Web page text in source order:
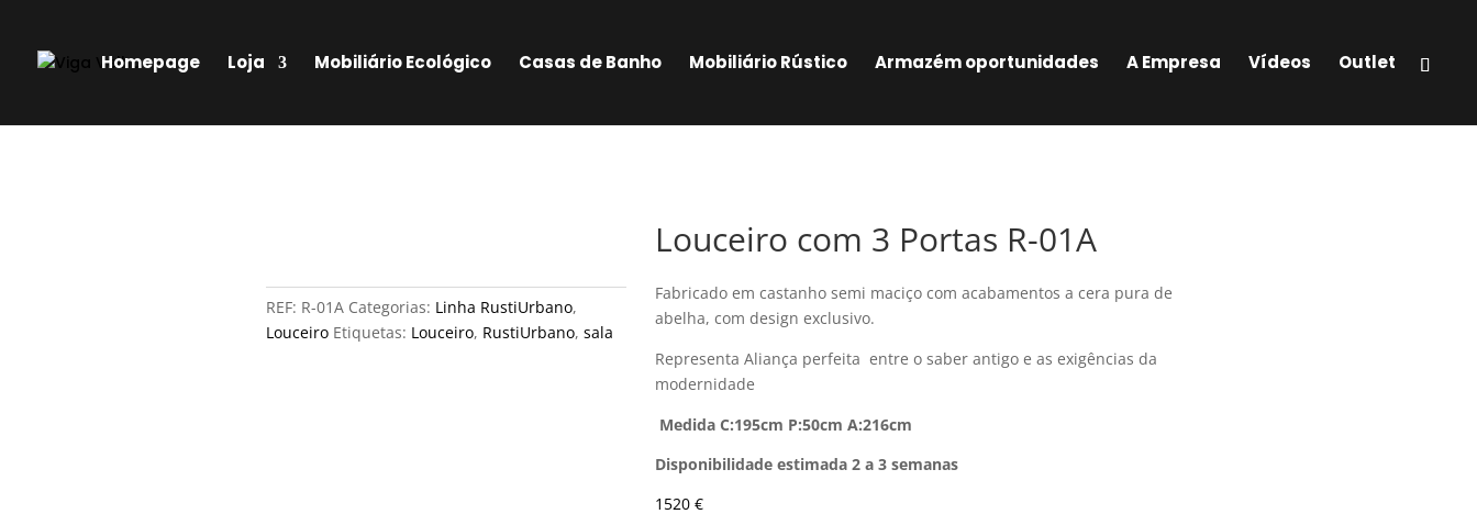
Homepage Loja Mobiliário Ecológico Casas de Banho Mobiliário Rústico Armazém oportunidades A Empresa Vídeos Outlet
REF: R-01A Categorias: Linha RustiUrbano,
Louceiro Etiquetas: Louceiro, RustiUrbano, sala
Louceiro com 3 Portas R-01A
Fabricado em castanho semi maciço com acabamentos a cera pura de
abelha, com design exclusivo.
Representa Aliança perfeita entre o saber antigo e as exigências da
modernidade
Medida C:195cm P:50cm A:216cm
Disponibilidade estimada 2 a 3 semanas
1520€